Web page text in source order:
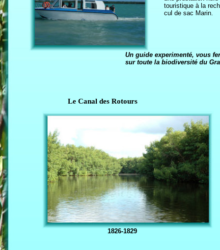
touristique à la
cul de sac Marin.
Un guide experimenté, vous
sur toute la biodiversité du
Le Canal des Rotours
1826-1829